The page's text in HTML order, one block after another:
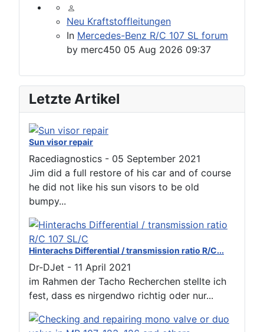
Neu Kraftstoffleitungen
In Mercedes-Benz R/C 107 SL forum
by merc450 05 Aug 2026 09:37
Letzte Artikel
Sun visor repair
Racediagnostics - 05 September 2021
Jim did a full restore of his car and of course
he did not like his sun visors to be old
bumpy...
Hinterachs Differential / transmission ratio R/C...
Dr-DJet - 11 April 2021
im Rahmen der Tacho Recherchen stellte ich
fest, dass es nirgendwo richtig oder nur...